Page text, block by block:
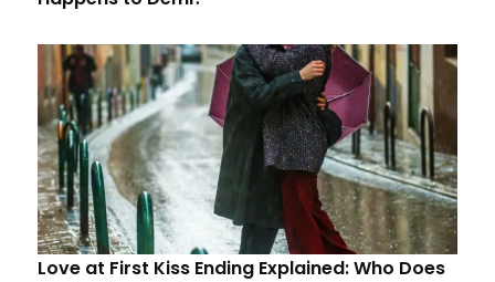
Love at First Kiss Ending Explained: Who Does